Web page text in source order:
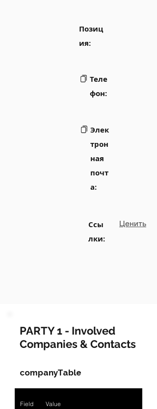
Позиц
ия:
Теле
фон:
Элек
трон
ная
почт
а:
Ссы
лки:
Ценить
PARTY 1 - Involved
Companies & Contacts
companyTable
Field Value